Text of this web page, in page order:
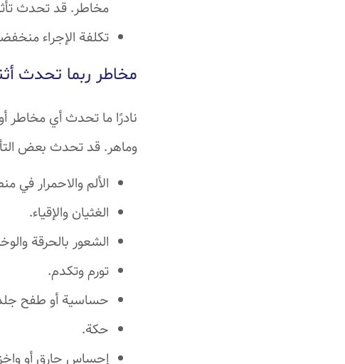
مخاطر. قد تحدث
تكلفة الإجراء
مخاطر ربما تحدث
نادرًا ما تحدث أي مخاطر
وماهر. قد تحدث بعض
الألم والاحمرار في
الغثيان والإقياء.
الشعور بالحرقة
تورم وتكدم.
حساسية أو طفح
حكة.
إحساس حارق أو